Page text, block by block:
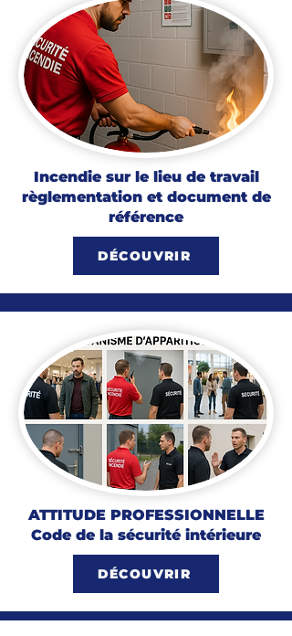
Incendie sur le lieu de travail
règlementation et document de
référence
DÉCOUVRIR
ATTITUDE PROFESSIONNELLE
Code de la sécurité intérieure
DÉCOUVRIR